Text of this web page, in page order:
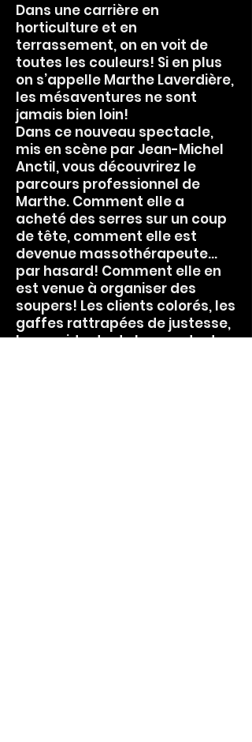
Dans une carrière en
horticulture et en
terrassement, on en voit de
toutes les couleurs! Si en plus
on s’appelle Marthe Laverdière,
les mésaventures ne sont
jamais bien loin!
Dans ce nouveau spectacle,
mis en scène par Jean-Michel
Anctil, vous découvrirez le
parcours professionnel de
Marthe. Comment elle a
acheté des serres sur un coup
de tête, comment elle est
devenue massothérapeute…
par hasard! Comment elle en
est venue à organiser des
soupers! Les clients colorés, les
gaffes rattrapées de justesse,
les accidents de bouquets de